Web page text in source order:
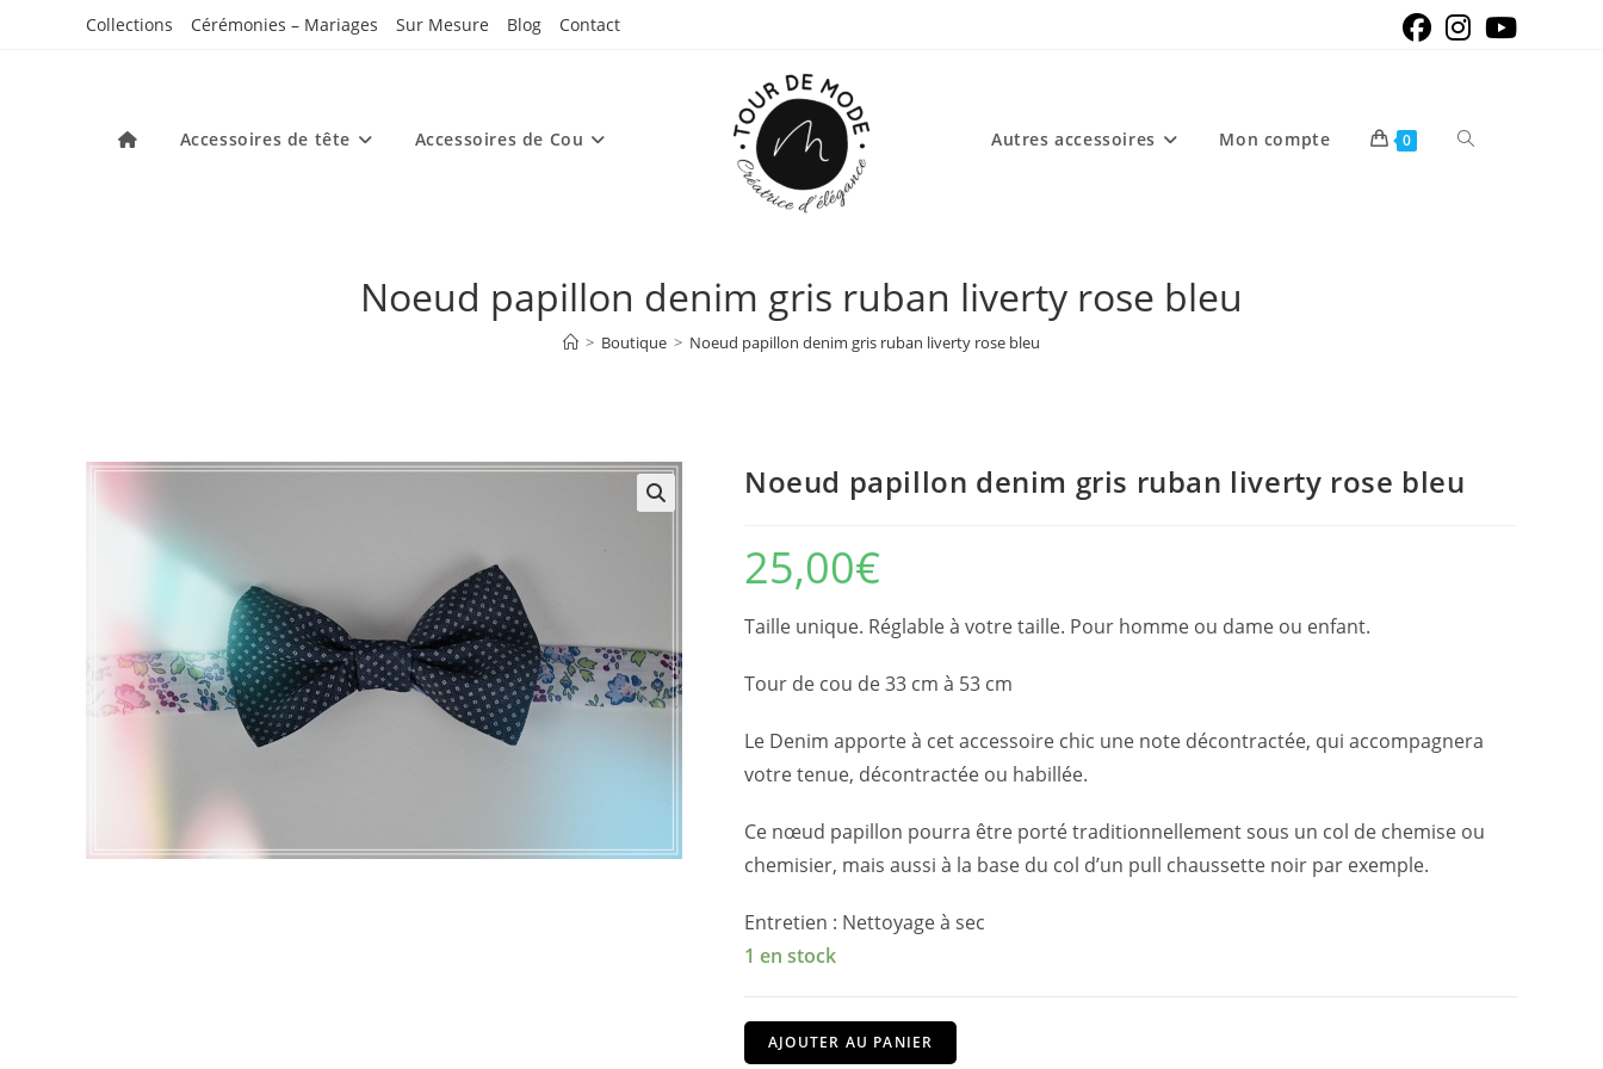
Collections Cérémonies – Mariages Sur Mesure Blog Contact
Accessoires de tête Accessoires de Cou Autres accessoires Mon compte 0 Toggle
Noeud papillon denim gris ruban liverty rose bleu
> Boutique > Noeud papillon denim gris ruban liverty rose bleu
Noeud papillon denim gris ruban liverty rose bleu
25,00€
Taille unique. Réglable à votre taille. Pour homme ou dame ou enfant.
Tour de cou de 33 cm à 53 cm
Le Denim apporte à cet accessoire chic une note décontractée, qui accompagnera
votre tenue, décontractée ou habillée.
Ce nœud papillon pourra être porté traditionnellement sous un col de chemise ou
chemisier, mais aussi à la base du col d’un pull chaussette noir par exemple.
Entretien : Nettoyage à sec
1 en stock
quantité
AJOUTER AU PANIER